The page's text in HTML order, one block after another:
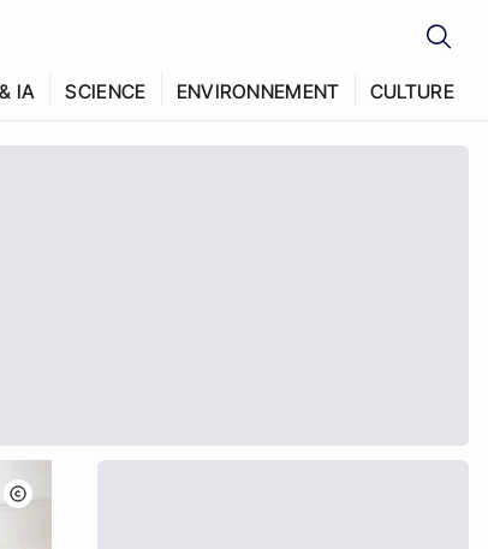
IA SCIENCE ENVIRONNEMENT CULTURE